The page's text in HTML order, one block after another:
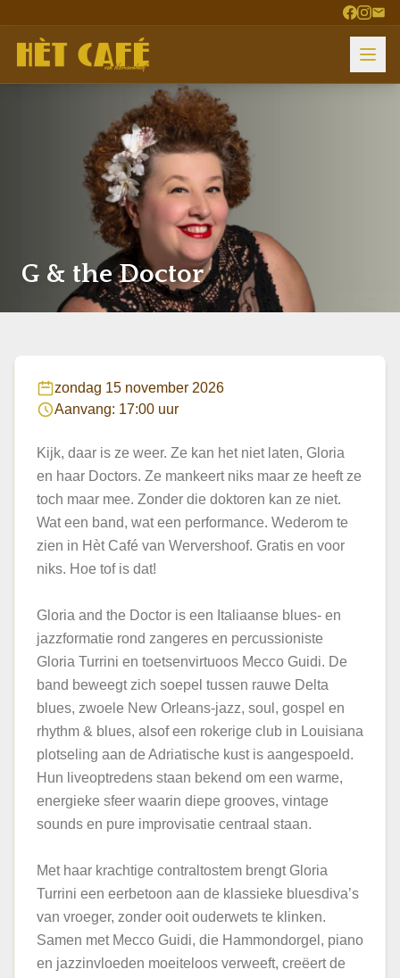
G & the Doctor
zondag 15 november 2026
Aanvang: 17:00 uur
Kijk, daar is ze weer. Ze kan het niet laten, Gloria
en haar Doctors. Ze mankeert niks maar ze heeft ze
toch maar mee. Zonder die doktoren kan ze niet.
Wat een band, wat een performance. Wederom te
zien in Hèt Café van Wervershoof. Gratis en voor
niks. Hoe tof is dat!
Gloria and the Doctor is een Italiaanse blues- en
jazzformatie rond zangeres en percussioniste
Gloria Turrini en toetsenvirtuoos Mecco Guidi. De
band beweegt zich soepel tussen rauwe Delta
blues, zwoele New Orleans-jazz, soul, gospel en
rhythm & blues, alsof een rokerige club in Louisiana
plotseling aan de Adriatische kust is aangespoeld.
Hun liveoptredens staan bekend om een warme,
energieke sfeer waarin diepe grooves, vintage
sounds en pure improvisatie centraal staan.
Met haar krachtige contraltostem brengt Gloria
Turrini een eerbetoon aan de klassieke bluesdiva’s
van vroeger, zonder ooit ouderwets te klinken.
Samen met Mecco Guidi, die Hammondorgel, piano
en jazzinvloeden moeiteloos verweeft, creëert de